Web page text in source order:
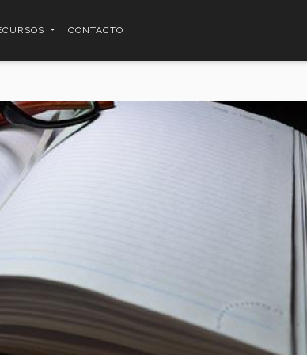
CONTACTO